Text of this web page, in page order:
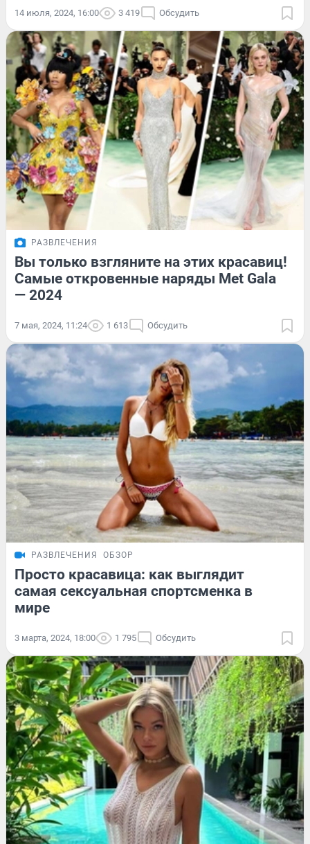
14 июля, 2024, 16:00 3 419 Обсудить
РАЗВЛЕЧЕНИЯ
Вы только взгляните на этих красавиц!
Самые откровенные наряды Met Gala
— 2024
7 мая, 2024, 11:24 1 613 Обсудить
РАЗВЛЕЧЕНИЯ ОБЗОР
Просто красавица: как выглядит
самая сексуальная спортсменка в
мире
3 марта, 2024, 18:00 1 795 Обсудить